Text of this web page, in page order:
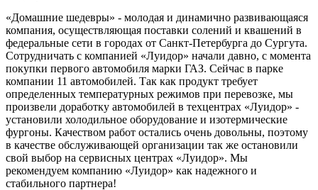
«Домашние шедевры» - молодая и динамично развивающаяся
компания, осуществляющая поставки солений и квашений в
федеральные сети в городах от Санкт-Петербурга до Сургута.
Сотрудничать с компанией «Луидор» начали давно, с момента
покупки первого автомобиля марки ГАЗ. Сейчас в парке
компании 11 автомобилей. Так как продукт требует
определенных температурных режимов при перевозке, мы
произвели доработку автомобилей в техцентрах «Луидор» -
установили холодильное оборудование и изотермические
фургоны. Качеством работ остались очень довольны, поэтому
в качестве обслуживающей организации так же остановили
свой выбор на сервисных центрах «Луидор». Мы
рекомендуем компанию «Луидор» как надежного и
стабильного партнера!